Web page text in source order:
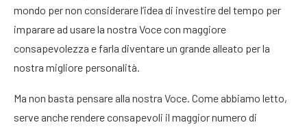
mondo per non considerare l’idea di investire del tempo per
imparare ad usare la nostra Voce con maggiore
consapevolezza e farla diventare un grande alleato per la
nostra migliore personalità.
Ma non basta pensare alla nostra Voce. Come abbiamo letto,
serve anche rendere consapevoli il maggior numero di